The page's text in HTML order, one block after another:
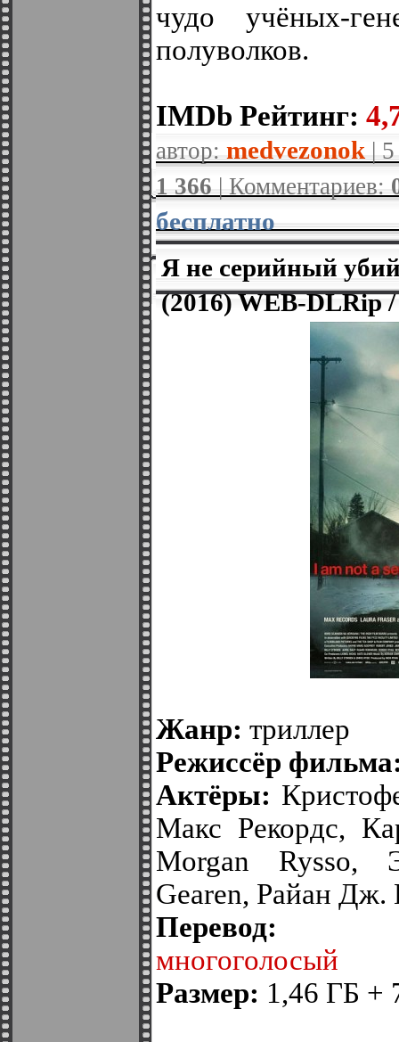
чудо учёных-
полуволков.
IMDb Рейтинг:
автор: medvezonok |
1 366| Комментариев:
бесплатно
Я не серийный
(2016) WЕB-DLRip
Жанр: триллер
Режиссёр
Актёры:
Макс Рекордс,
Morgan Rysso,
Gearen, Райан Дж.
многоголосый
Размер: 1,46 ГБ +